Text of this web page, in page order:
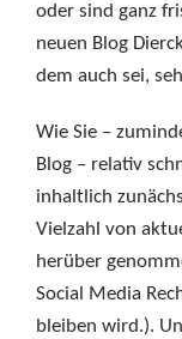
oder sind ganz
neuen Blog
dem auch sei,
Wie Sie –
Blog – relativ
inhaltlich
Vielzahl von
herüber
Social Media
bleiben wird.).